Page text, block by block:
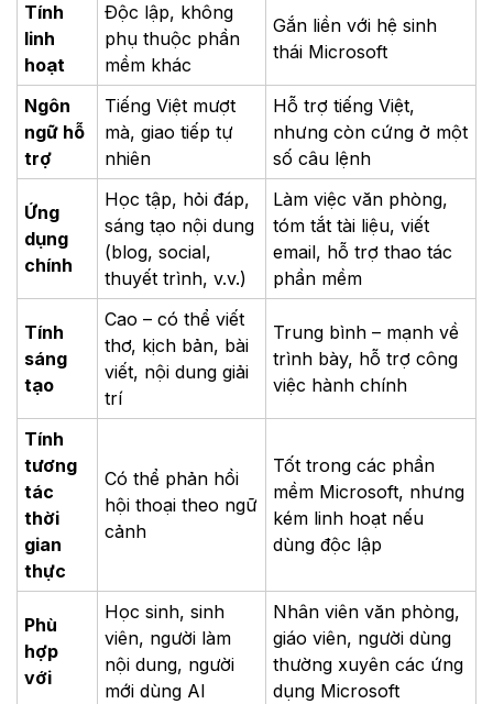
Tính
linh
hoạt
Độc lập, không
phụ thuộc phần
mềm khác
Gắn liền với hệ sinh
thái Microsoft
Ngôn
ngữ hỗ
trợ
Tiếng Việt mượt
mà, giao tiếp tự
nhiên
Hỗ trợ tiếng Việt,
nhưng còn cứng ở một
số câu lệnh
Ứng
dụng
chính
Học tập, hỏi đáp,
sáng tạo nội dung
(blog, social,
thuyết trình, v.v.)
Làm việc văn phòng,
tóm tắt tài liệu, viết
email, hỗ trợ thao tác
phần mềm
Tính
sáng
tạo
Cao – có thể viết
thơ, kịch bản, bài
viết, nội dung giải
trí
Trung bình – mạnh về
trình bày, hỗ trợ công
việc hành chính
Tính
tương
tác
thời
gian
thực
Có thể phản hồi
hội thoại theo ngữ
cảnh
Tốt trong các phần
mềm Microsoft, nhưng
kém linh hoạt nếu
dùng độc lập
Phù
hợp
với
Học sinh, sinh
viên, người làm
nội dung, người
mới dùng AI
Nhân viên văn phòng,
giáo viên, người dùng
thường xuyên các ứng
dụng Microsoft